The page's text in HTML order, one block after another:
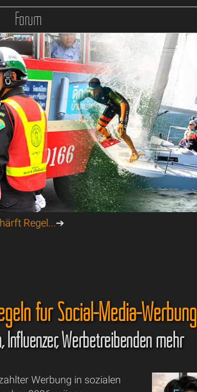
Forum
Regel...➔
für Social-Media-Werbung
Influenzer, Werbetreibenden mehr
Werbung in sozialen